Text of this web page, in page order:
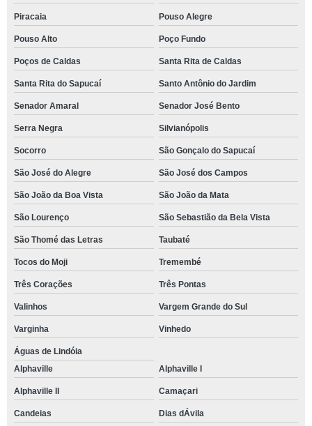
Piracaia Pouso Alegre
Pouso Alto Poço Fundo
Poços de Caldas Santa Rita de Caldas
Santa Rita do Sapucaí Santo Antônio do Jardim
Senador Amaral Senador José Bento
Serra Negra Silvianópolis
Socorro São Gonçalo do Sapucaí
São José do Alegre São José dos Campos
São João da Boa Vista São João da Mata
São Lourenço São Sebastião da Bela Vista
São Thomé das Letras Taubaté
Tocos do Moji Tremembé
Três Corações Três Pontas
Valinhos Vargem Grande do Sul
Varginha Vinhedo
Águas de Lindóia
Alphaville
Alphaville I
Alphaville II Camaçari
Candeias Dias dÁvila